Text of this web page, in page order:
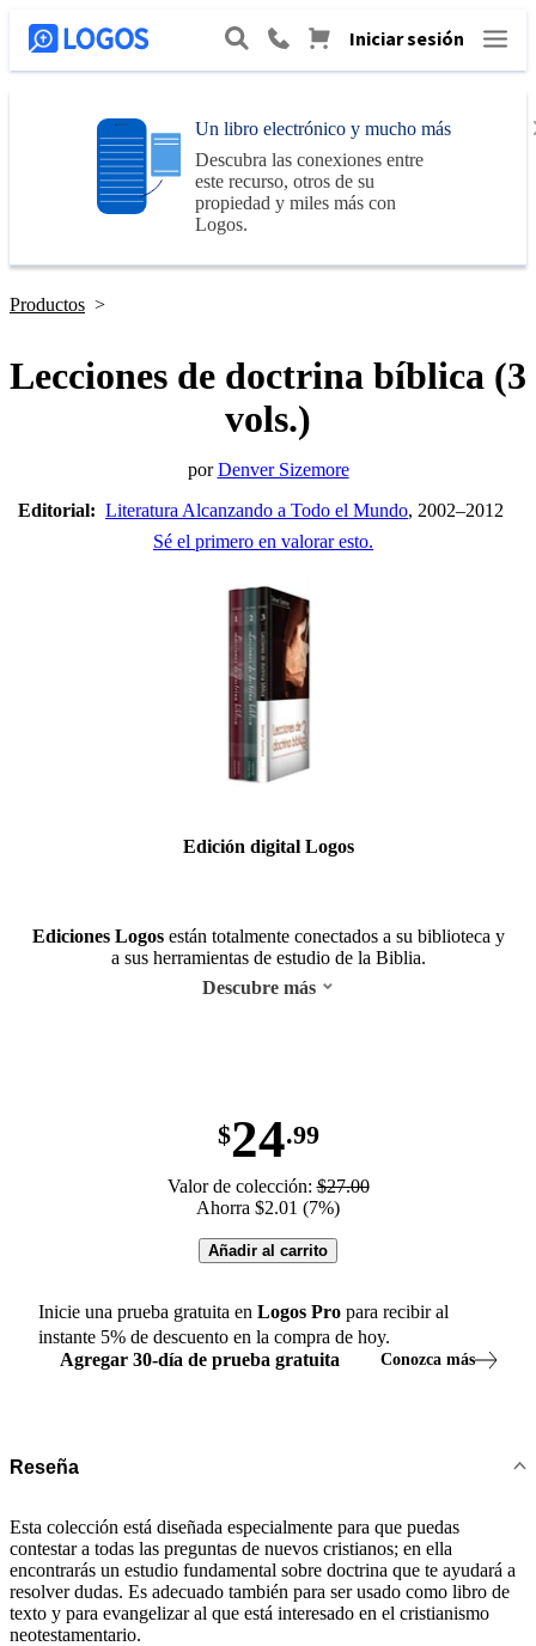
Iniciar sesión
Un libro electrónico y mucho más
Descubra las conexiones entre
este recurso, otros de su
propiedad y miles más con
Logos.
Productos >
Lecciones de doctrina bíblica (3
vols.)
porDenver Sizemore
Editorial: Literatura Alcanzando a Todo el Mundo, 2002–2012
Sé el primero en valorar esto.
Edición digital Logos
Ediciones Logosestán totalmente conectados a su biblioteca y
a sus herramientas de estudio de la Biblia.
Descubre más
$24.99
Valor de colección:$27.00
Ahorra $2.01 (7%)
Añadir al carrito
Inicie una prueba gratuita en Logos Pro para recibir al
instante 5% de descuento en la compra de hoy.
Agregar 30-día de prueba gratuita Conozca más
Reseña
Esta colección está diseñada especialmente para que puedas
contestar a todas las preguntas de nuevos cristianos; en ella
encontrarás un estudio fundamental sobre doctrina que te ayudará a
resolver dudas. Es adecuado también para ser usado como libro de
texto y para evangelizar al que está interesado en el cristianismo
neotestamentario.